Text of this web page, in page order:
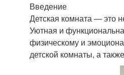
Введение
Детская комната — это
Уютная и
физическому и
детской комнаты, а